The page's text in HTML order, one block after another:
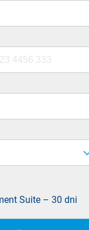
Suite – 30 dni